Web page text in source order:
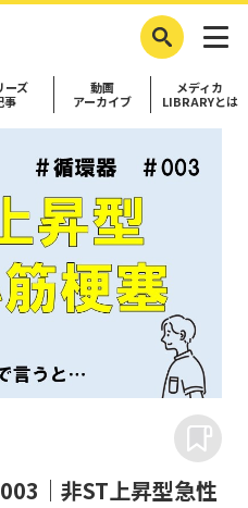
ーズ
事
動画
アーカイブ
メディカ
LIBRARYとは
｜非ST上昇型急性